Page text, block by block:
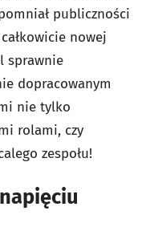
publiczności
nowej
sprawnie
dopracowanym
nie tylko
rolami, czy
zespołu!